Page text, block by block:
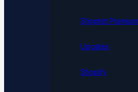
Shoptet Premium
Upgates
Shopify